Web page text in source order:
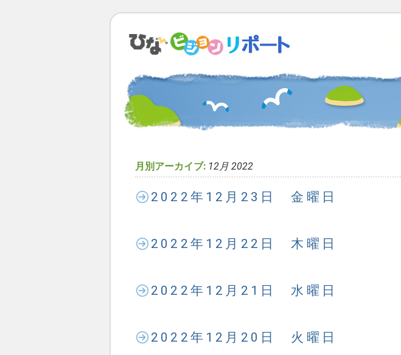
月別アーカイブ: 12月 2022
2022年12月23日 金曜日
2022年12月22日 木曜日
2022年12月21日 水曜日
2022年12月20日 火曜日